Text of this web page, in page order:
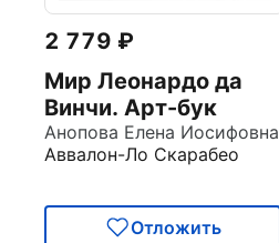
2 779
Мир Леонардо да
Винчи. Арт-бук
Анопова Елена Иосифовна
Аввалон-Ло Скарабео
Отложить